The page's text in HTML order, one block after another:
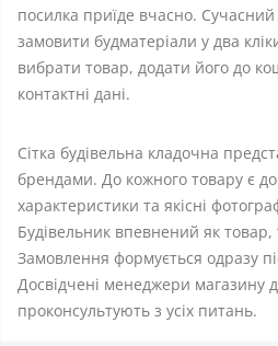
посилка приїде вчасно.
замовити будматеріали у два
вибрати товар, додати його до
контактні дані.
Сітка будівельна кладочна
брендами. До кожного товару є
характеристики та якісні
Будівельник впевнений як
Замовлення формується одразу
Досвідчені менеджери магазину
проконсультують з усіх питань.